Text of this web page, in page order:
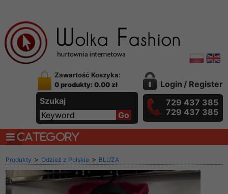
Zawartość Koszyka:
0 produkty: 0.00 zł
Szukaj
Login / Register
729 437 385
729 437 385
CATEGORY
Produkty > Odzież z Polskie > BLUZA